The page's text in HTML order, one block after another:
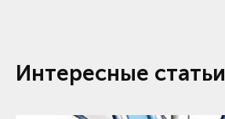
Интересные статьи